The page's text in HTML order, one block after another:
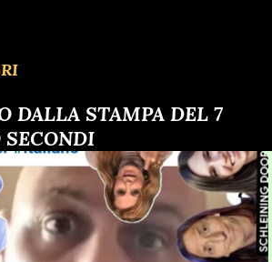
DALLA STAMPA DEL 7